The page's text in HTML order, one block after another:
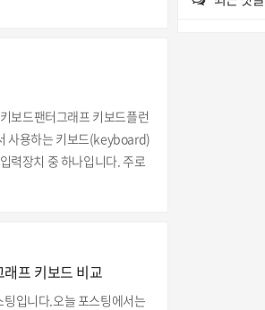
다. 맥세이프(MagSafe)의
것처럼 맥세이프도 포스팅
있는 제품은 4개가 있습니다.
보드팬터그래프 키보드플런
사용하는 키보드(keyboard)
력장치 중 하나입니다. 주로
재 사용하고 있는 음성 인식
고 안정화되기 전까지는 변
프 키보드 비교
입니다.오늘 포스팅에서는